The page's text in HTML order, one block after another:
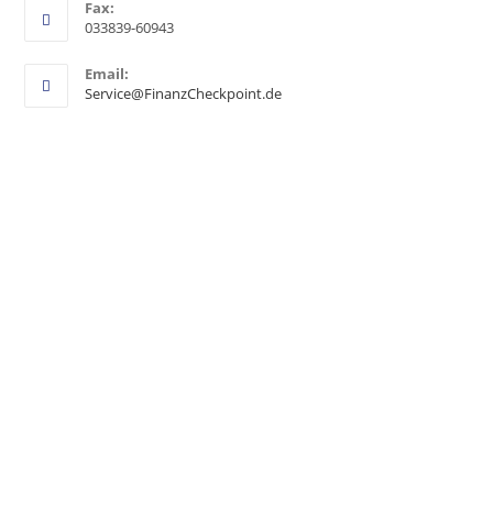
Fax:
033839-60943
Email:
Service@FinanzCheckpoint.de